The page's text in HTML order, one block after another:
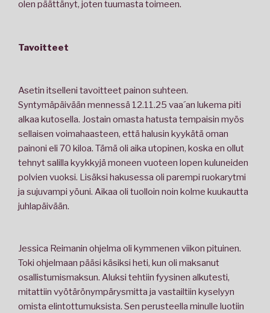
olen päättänyt, joten tuumasta toimeen.
Tavoitteet
Asetin itselleni tavoitteet painon suhteen.
Syntymäpäivään mennessä 12.11.25 vaa´an lukema piti
alkaa kutosella. Jostain omasta hatusta tempaisin myös
sellaisen voimahaasteen, että halusin kyykätä oman
painoni eli 70 kiloa. Tämä oli aika utopinen, koska en ollut
tehnyt salilla kyykkyjä moneen vuoteen lopen kuluneiden
polvien vuoksi. Lisäksi hakusessa oli parempi ruokarytmi
ja sujuvampi yöuni. Aikaa oli tuolloin noin kolme kuukautta
juhlapäivään.
Jessica Reimanin ohjelma oli kymmenen viikon pituinen.
Toki ohjelmaan pääsi käsiksi heti, kun oli maksanut
osallistumismaksun. Aluksi tehtiin fyysinen alkutesti,
mitattiin vyötärönympärysmitta ja vastailtiin kyselyyn
omista elintottumuksista. Sen perusteella minulle luotiin